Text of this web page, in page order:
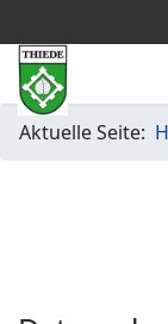
Aktuelle Seite: